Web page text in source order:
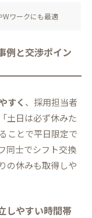
Wワークにも最適
例と交渉ポイン
すく 、採用担当者
土日は必ず休みた
ことで平日限定で
同士でシフト交換
の休みも取得しや
しやすい時間帯